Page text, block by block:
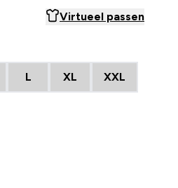
Virtueel passen
L XL XXL